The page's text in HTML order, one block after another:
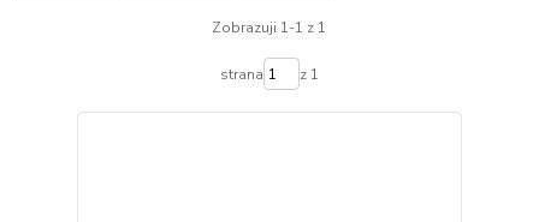
Zobrazuji 1-1 z 1
strana z 1